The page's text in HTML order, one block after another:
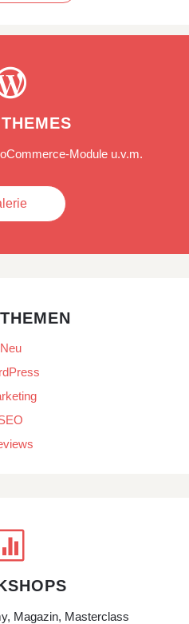
Module u.v.m.
Neu

Magazin, Masterclass